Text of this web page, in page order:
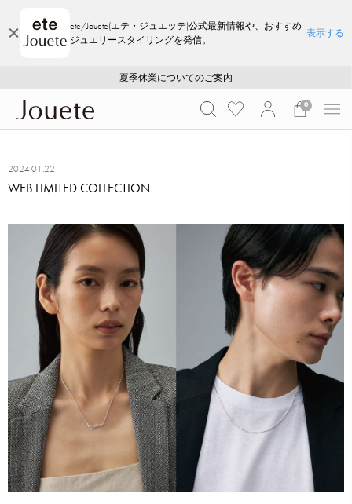
ete/Jouete(エテ・ジュエッテ)公式最新情報や、おすすめ
ジュエリースタイリングを発信。
表示する
採用のご案内
ご注文いただいたお品物のお届け状況について
夏季休業についてのご案内
WEB LIMITED ITEMS >>
採用のご案内
ご注文いただいたお品物のお届け状況について
0
2024.01.22
WEB LIMITED COLLECTION